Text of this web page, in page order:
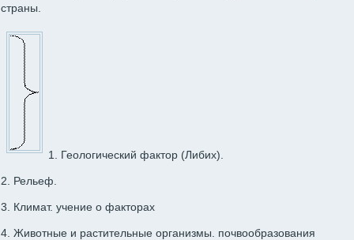
страны.
1. Геологический фактор (Либих).
2. Рельеф.
3. Климат. учение о факторах
4. Животные и растительные организмы. почвообразования